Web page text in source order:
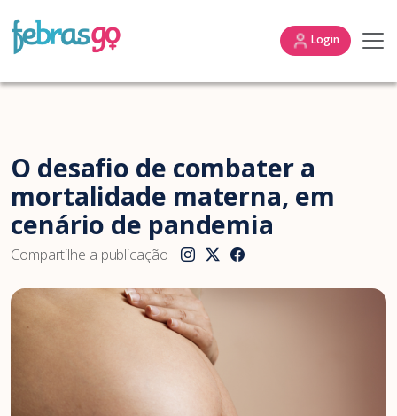
Login
O desafio de combater a
mortalidade materna, em
cenário de pandemia
Compartilhe a publicação